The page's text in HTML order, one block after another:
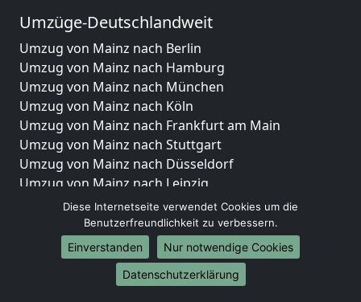
Umzüge-Deutschlandweit
Umzug von Mainz nach Berlin
Umzug von Mainz nach Hamburg
Umzug von Mainz nach München
Umzug von Mainz nach Köln
Umzug von Mainz nach Frankfurt am Main
Umzug von Mainz nach Stuttgart
Umzug von Mainz nach Düsseldorf
Umzug von Mainz nach Leipzig
Umzug von Mainz nach Dortmund
Umzug von Mainz nach Essen
Umzug von Mainz nach Bremen
Umzug von Mainz nach Dresden
Umzug von Mainz nach Hannover
Diese Internetseite verwendet Cookies um die
Benutzerfreundlichkeit zu verbessern.
Einverstanden
Nur notwendige Cookies
Datenschutzerklärung